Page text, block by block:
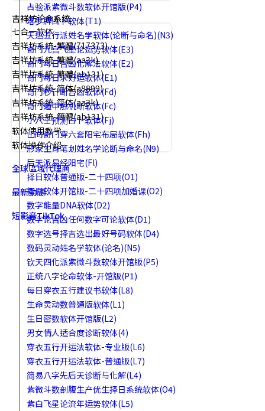
吉祥坊论命系统
七合一软体
吉祥坊系統-繁體(717373)
吉祥坊系統-繁體(aa3k)
吉祥坊系統-繁體(ab131)
吉祥坊系统-简体(a8899)
吉祥坊系统-简体(aa3k)
吉祥坊系統-簡體(ab131)
软体使用教学
软体操作介绍
全球區域代理商
最新動態
短影音TikTok
占验派紫微斗数软体开馆版(P4)
塔罗牌占卜软体(T1)
天运五行派姓名学软体(论断与命名)(N3)
奇门九宫飞星论运势软体(E3)
奇门每日吉凶化解法软体(E2)
奇门每日求好运软体(E1)
奇门秒针断吉凶软体(Fd)
奇门遁甲触机断软体(Fc)
小六壬预测占卜软体(Fj)
山向奇门穿六套阳宅布局软体(Fh)
形家生肖笔划姓名学论断与命名(N9)
后天派易经阳宅(Fl)
择日软体普通版-二十四项(O1)
择日软体开馆版-二十四项加婚课(O2)
数字能量DNA软体(D2)
数字论吉凶任何数字可论软体(D1)
数字选号择吉选出最好号码软体(D4)
数码灵动姓名学软体(论名)(N5)
钦天四化派紫微斗数软体开馆版(P5)
正统八字论命软体-开馆版(P1)
每日穿衣五行建议书软体(L8)
生命灵动数普通版软体(L1)
生日密数软体开馆版(L2)
男女情人适合度诊断软体(4)
穿衣五行开运法软体-专业版(L6)
穿衣五行开运法软体-普通版(L7)
简易八字先后天诊断与化解(L4)
紫微斗数剖腹生产优生择日系统软体(O4)
紫白飞星论流年运势软体(L5)